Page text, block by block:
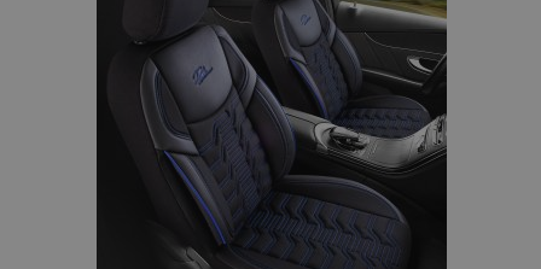
de
Deseos